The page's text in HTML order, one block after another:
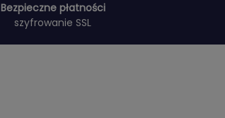
Bezpieczne płatności
szyfrowanie SSL